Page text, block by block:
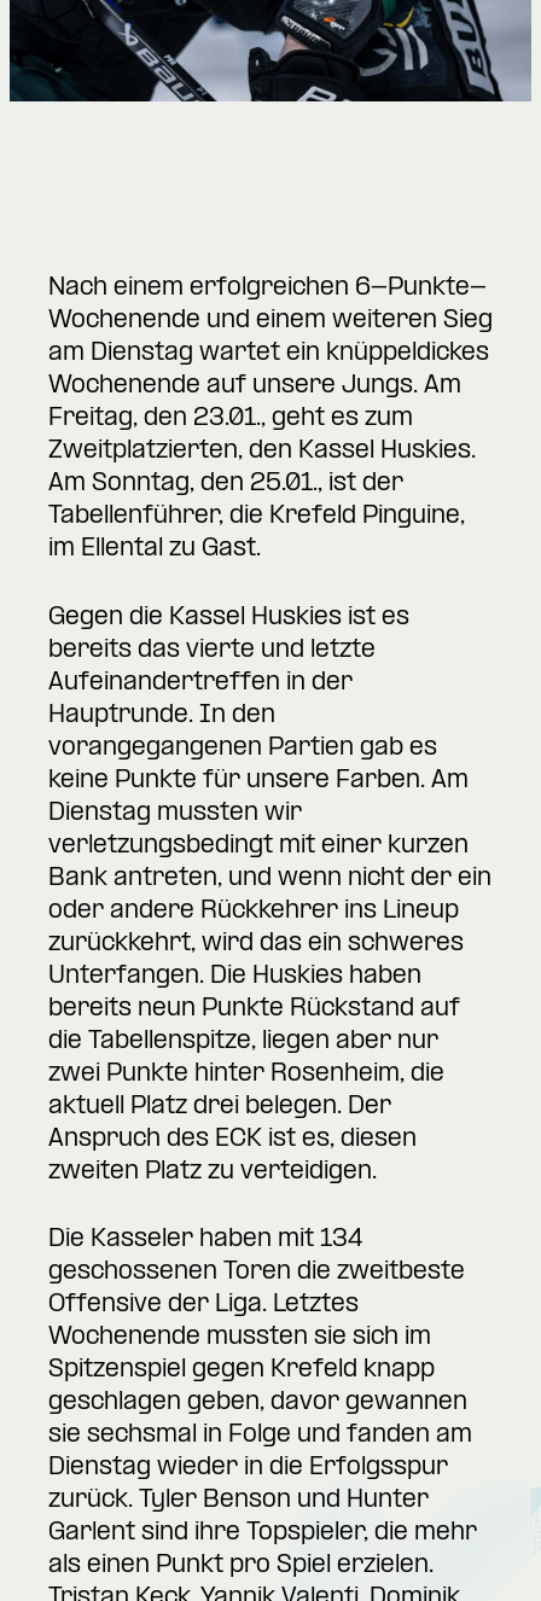
Nach einem erfolgreichen 6-Punkte-
Wochenende und einem weiteren Sieg
am Dienstag wartet ein knüppeldickes
Wochenende auf unsere Jungs. Am
Freitag, den 23.01., geht es zum
Zweitplatzierten, den Kassel Huskies.
Am Sonntag, den 25.01., ist der
Tabellenführer, die Krefeld Pinguine,
im Ellental zu Gast.
Gegen die Kassel Huskies ist es
bereits das vierte und letzte
Aufeinandertreffen in der
Hauptrunde. In den
vorangegangenen Partien gab es
keine Punkte für unsere Farben. Am
Dienstag mussten wir
verletzungsbedingt mit einer kurzen
Bank antreten, und wenn nicht der ein
oder andere Rückkehrer ins Lineup
zurückkehrt, wird das ein schweres
Unterfangen. Die Huskies haben
bereits neun Punkte Rückstand auf
die Tabellenspitze, liegen aber nur
zwei Punkte hinter Rosenheim, die
aktuell Platz drei belegen. Der
Anspruch des ECK ist es, diesen
zweiten Platz zu verteidigen.
Die Kasseler haben mit 134
geschossenen Toren die zweitbeste
Offensive der Liga. Letztes
Wochenende mussten sie sich im
Spitzenspiel gegen Krefeld knapp
geschlagen geben, davor gewannen
sie sechsmal in Folge und fanden am
Dienstag wieder in die Erfolgsspur
zurück. Tyler Benson und Hunter
Garlent sind ihre Topspieler, die mehr
als einen Punkt pro Spiel erzielen.